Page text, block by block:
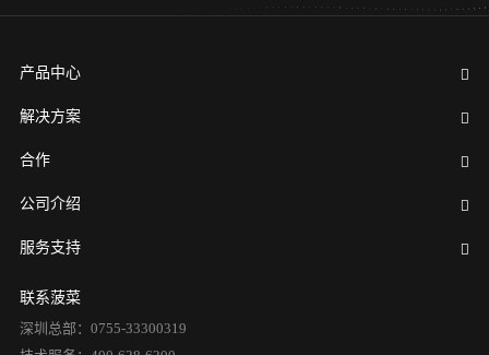
产品中心
解决方案
合作
公司介绍
服务支持
联系菠菜
深圳总部：0755-33300319